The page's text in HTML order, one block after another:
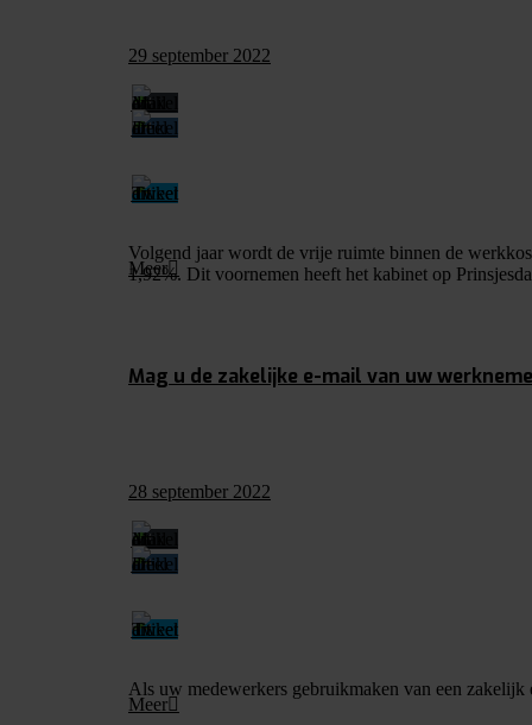
29 september 2022
Volgend jaar wordt de vrije ruimte binnen de
1,92%. Dit voornemen heeft het kabinet op
Meer
Mag u de zakelijke e-mail van uw
28 september 2022
Als uw medewerkers gebruikmaken van een
Meer